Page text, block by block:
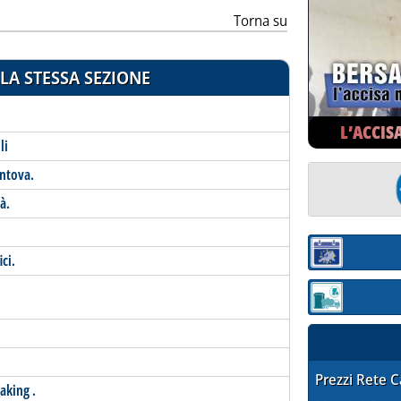
Torna su
STESSA SEZIONE
.
Sezione:
Sezione:
Prezzi Rete